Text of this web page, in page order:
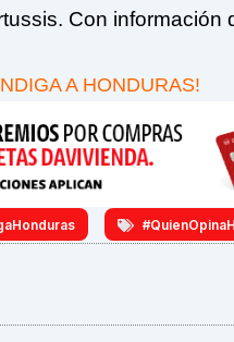
Con información
A HONDURAS!